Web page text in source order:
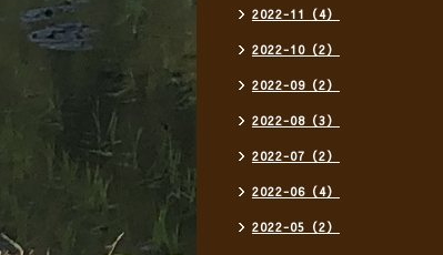
2022-11（4）
2022-10（2）
2022-09（2）
2022-08（3）
2022-07（2）
2022-06（4）
2022-05（2）